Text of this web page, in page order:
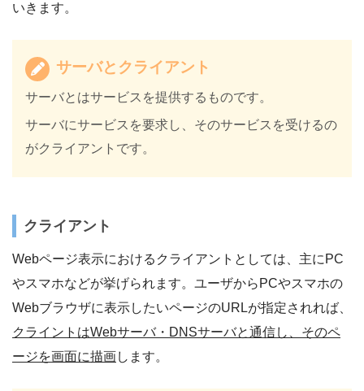
いきます。
サーバとクライアント
サーバとはサービスを提供するものです。
サーバにサービスを要求し、そのサービスを受けるの
がクライアントです。
クライアント
Webページ表示におけるクライアントとしては、主にPC
やスマホなどが挙げられます。ユーザからPCやスマホの
Webブラウザに表示したいページのURLが指定されれば、
クライントはWebサーバ・DNSサーバと通信し、そのペ
ージを画面に描画します。